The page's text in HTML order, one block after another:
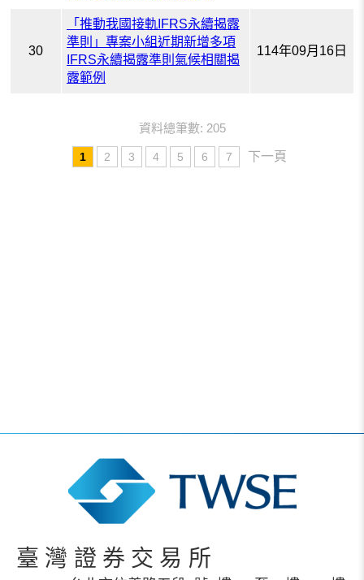
30
「推動我國接軌IFRS永續揭露
準則」專案小組近期新增多項
IFRS永續揭露準則氣候相關揭
露範例
114年09月16日
資料總筆數: 205
1 2 3 4 5 6 7 下一頁
臺灣證券交易所